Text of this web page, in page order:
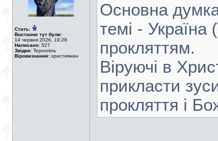
Стать:
Востаннє тут були:
14 червня 2026, 19:28
Написано: 527
Звідки: Тернопіль
Віровизнання: християнин
Основна
темі - Україна
прокляттям.
Віруючі в
прикласти
прокляття і